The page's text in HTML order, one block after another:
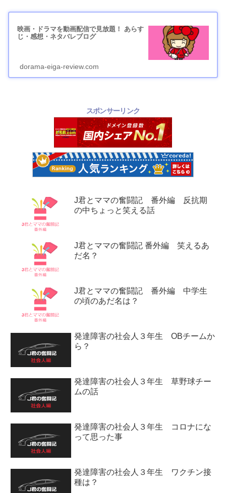
映画・ドラマを動画配信で見放題！ あらす
じ・感想・ネタバレブログ
dorama-eiga-review.com
スポンサーリンク
J君とママの奮闘記 番外編 反抗期
の中ちょっと笑える話
J君とママの奮闘記 番外編 笑えるあ
だ名？
J君とママの奮闘記 番外編 中学生
の頃のあだ名は？
発達障害の社会人３年生 OBチームか
ら？
発達障害の社会人３年生 草野球チー
ムの話
発達障害の社会人３年生 コロナにな
って思った事
発達障害の社会人３年生 ワクチン接
種は？